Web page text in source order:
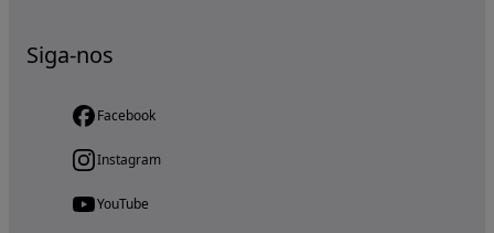
Siga-nos
Facebook
Instagram
YouTube